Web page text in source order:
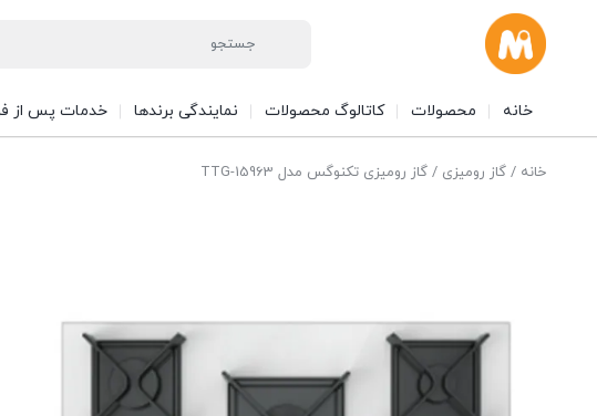
خانه محصولات کاتالوگ محصولات نمایندگی برندها خدمات پس از
خانه /گاز رومیزی / گاز رومیزی تکنوگس مدل TTG-15963